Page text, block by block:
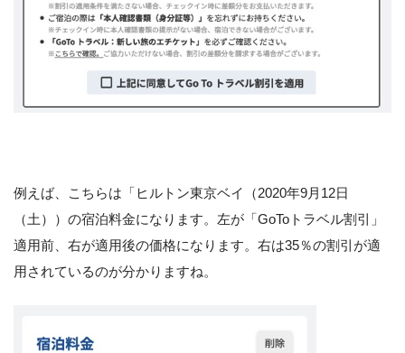
例えば、こちらは「ヒルトン東京ベイ（2020年9月12日
（土））の宿泊料金になります。左が「GoToトラベル割引」
適用前、右が適用後の価格になります。右は35％の割引が適
用されているのが分かりますね。